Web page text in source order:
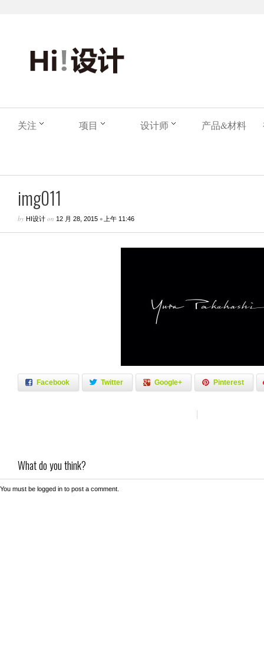
关注 项目 设计师 产品&材料
img011
by HI设计 on 12 月 28, 2015 • 上午 11:46
Facebook Twitter Google+ Pinterest
What do you think?
You must be logged in to post a comment.